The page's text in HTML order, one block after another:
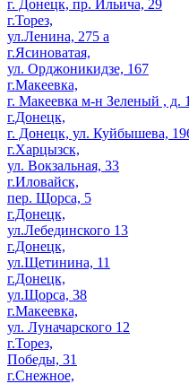
г. Донецк, пр. Ильича, 29
г.Торез,
ул.Ленина, 275 а
г.Ясиноватая,
ул. Орджоникидзе, 167
г.Макеевка,
г. Макеевка м-н Зеленый , д.
г.Донецк,
г. Донецк, ул. Куйбышева,
г.Харцызск,
ул. Вокзальная, 33
г.Иловайск,
пер. Щорса, 5
г.Донецк,
ул.Лебединского 13
г.Донецк,
ул.Щетинина, 11
г.Донецк,
ул.Щорса, 38
г.Макеевка,
ул. Луначарского 12
г.Торез,
Победы, 31
г.Снежное,